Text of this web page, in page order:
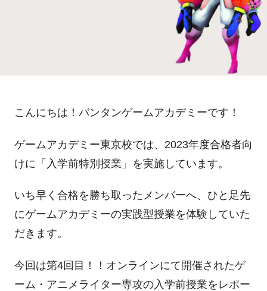
こんにちは！バンタンゲームアカデミーです！
ゲームアカデミー東京校では、 2023年度合格者向
けに「入学前特別授業」を実施しています。
いち早く合格を勝ち取ったメンバーへ、ひと足先
にゲームアカデミーの実践型授業を体験していた
だきます。
今回は第4回目！！オンラインにて開催されたゲ
ーム・アニメライター専攻の入学前授業をレポー